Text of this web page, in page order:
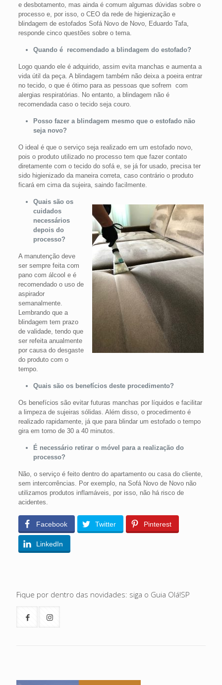
e desbotamento, mas ainda é comum algumas dúvidas sobre o
processo e, por isso, o CEO da rede de higienização e
blindagem de estofados Sofá Novo de Novo, Eduardo Tafa,
responde cinco questões sobre o tema.
Quando é recomendado a blindagem do estofado?
Logo quando ele é adquirido, assim evita manchas e aumenta a
vida útil da peça. A blindagem também não deixa a poeira entrar
no tecido, o que é ótimo para as pessoas que sofrem com
alergias respiratórias. No entanto, a blindagem não é
recomendada caso o tecido seja couro.
Posso fazer a blindagem mesmo que o estofado não
seja novo?
O ideal é que o serviço seja realizado em um estofado novo,
pois o produto utilizado no processo tem que fazer contato
diretamente com o tecido do sofá e, se já for usado, precisa ter
sido higienizado da maneira correta, caso contrário o produto
ficará em cima da sujeira, saindo facilmente.
Quais são os
cuidados
necessários
depois do
processo?
A manutenção deve
ser sempre feita com
pano com álcool e é
recomendado o uso de
aspirador
semanalmente.
Lembrando que a
blindagem tem prazo
de validade, tendo que
ser refeita anualmente
por causa do desgaste
do produto com o
tempo.
Quais são os benefícios deste procedimento?
Os benefícios são evitar futuras manchas por líquidos e facilitar
a limpeza de sujeiras sólidas. Além disso, o procedimento é
realizado rapidamente, já que para blindar um estofado o tempo
gira em torno de 30 a 40 minutos.
É necessário retirar o móvel para a realização do
processo?
Não, o serviço é feito dentro do apartamento ou casa do cliente,
sem intercorrências. Por exemplo, na Sofá Novo de Novo não
utilizamos produtos inflamáveis, por isso, não há risco de
acidentes.
Facebook Twitter Pinterest
LinkedIn
Fique por dentro das novidades: siga o Guia Olá!SP